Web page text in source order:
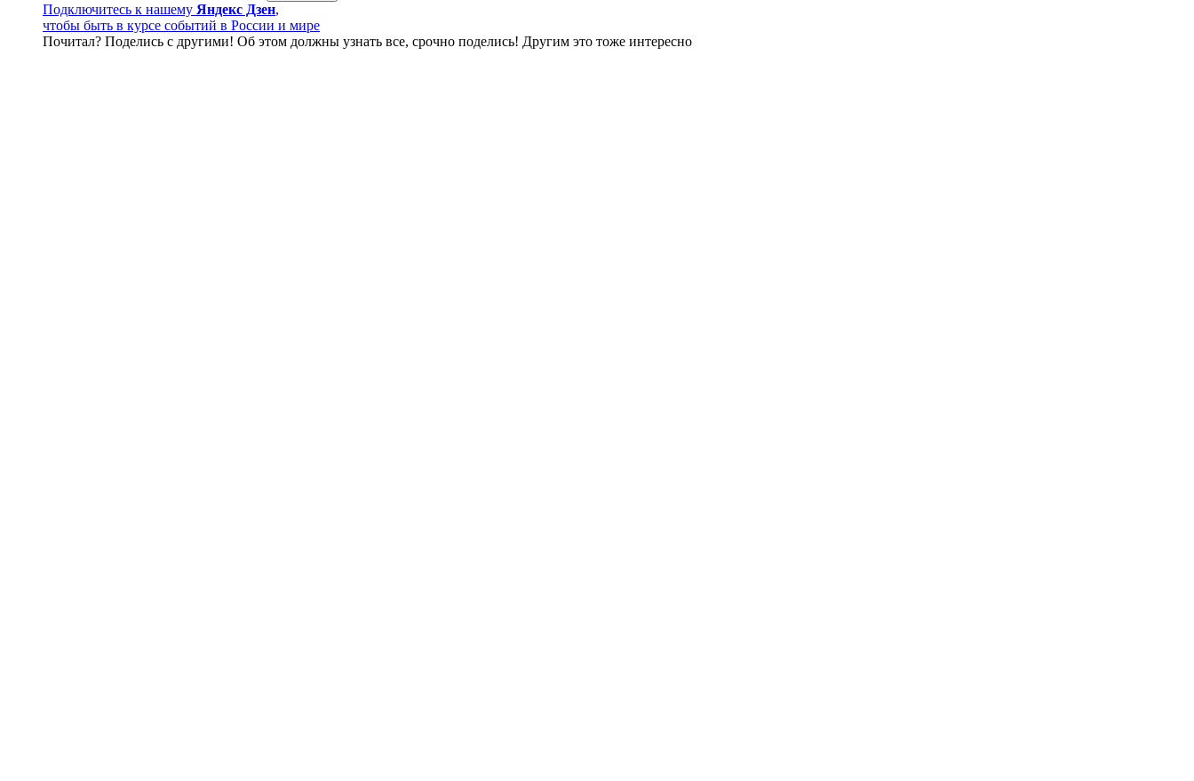
Подключитесь к нашему Яндекс Дзен,
чтобы быть в курсе событий в России и мире
Почитал? Поделись с другими! Об этом должны узнать все, срочно поделись! Другим это тоже интересно